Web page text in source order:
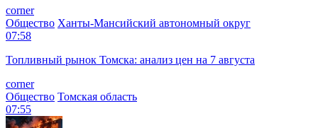
corner
Общество Ханты-Мансийский автономный округ
07:58
Топливный рынок Томска: анализ цен на 7 августа
corner
Общество Томская область
07:55